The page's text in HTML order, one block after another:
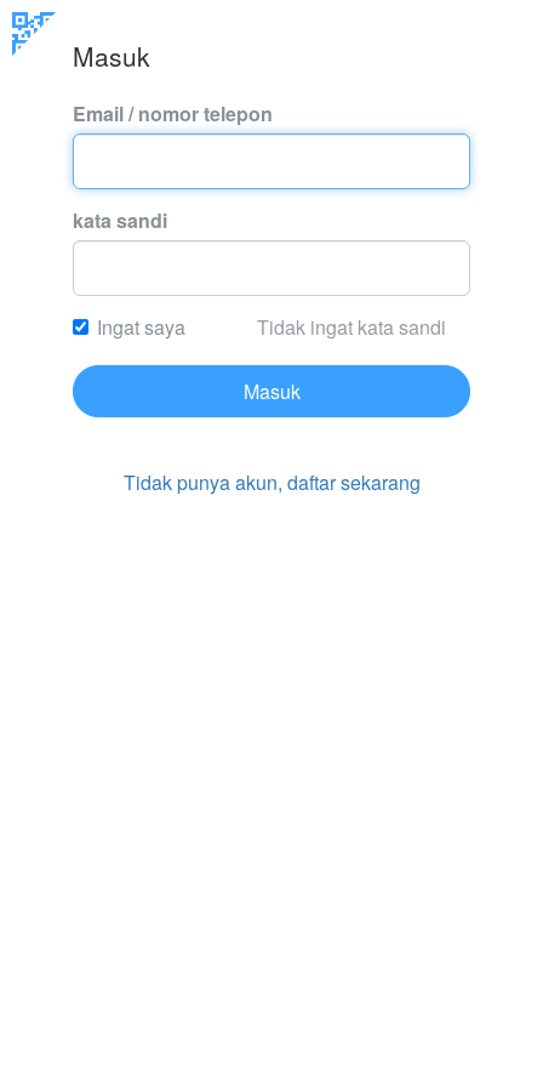
Masuk
Email / nomor telepon
kata sandi
Ingat saya Tidak ingat kata sandi
Masuk
Tidak punya akun, daftar sekarang